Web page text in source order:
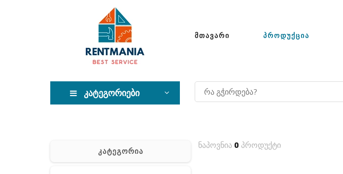
ᲛᲗᲐᲕᲐᲠᲘ ᲞᲠᲝᲓᲣᲥᲪᲘᲐ
კატეგორიები
კატეგორია ნაპოვნია0 პროდუქტი